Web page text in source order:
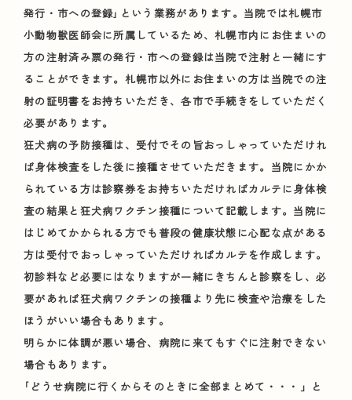
発行・市への登録｣という業務があります。当院では札幌市
小動物獣医師会に所属しているため、札幌市内にお住まいの
方の注射済み票の発行・市への登録は当院で注射と一緒にす
ることができます。札幌市以外にお住まいの方は当院での注
射の証明書をお持ちいただき、各市で手続きをしていただく
必要があります。
狂犬病の予防接種は、受付でその旨おっしゃっていただけれ
ば身体検査をした後に接種させていただきます。当院にかか
られている方は診察券をお持ちいただければカルテに身体検
査の結果と狂犬病ワクチン接種について記載します。当院に
はじめてかかられる方でも普段の健康状態に心配な点がある
方は受付でおっしゃっていただければカルテを作成します。
初診料など必要にはなりますが一緒にきちんと診察をし、必
要があれば狂犬病ワクチンの接種より先に検査や治療をした
ほうがいい場合もあります。
明らかに体調が悪い場合、病院に来てもすぐに注射できない
場合もあります。
｢どうせ病院に行くからそのときに全部まとめて・・・」と